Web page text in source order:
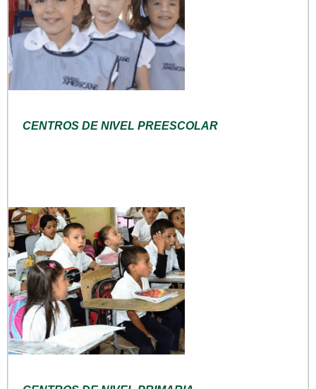
CENTROS DE NIVEL PREESCOLAR